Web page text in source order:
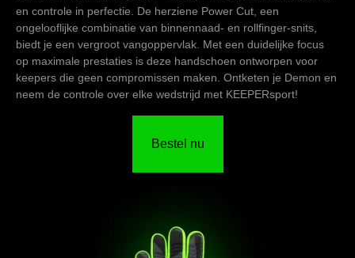
en controle in perfectie. De herziene Power Cut, een
ongelooflijke combinatie van binnennaad- en rollfinger-snits,
biedt je een vergroot vangoppervlak. Met een duidelijke focus
op maximale prestaties is deze handschoen ontworpen voor
keepers die geen compromissen maken. Ontketen je Demon en
neem de controle over elke wedstrijd met KEEPERsport!
Bestel nu